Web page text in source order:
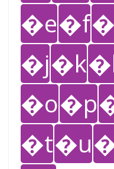
�e�f
�j�k
�o�p
�t�u